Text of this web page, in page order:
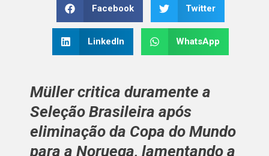
Facebook Twitter
LinkedIn WhatsApp
Müller critica duramente a
Seleção Brasileira após
eliminação da Copa do Mundo
para a Noruega, lamentando a